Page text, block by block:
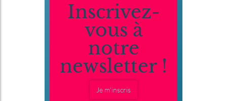
Inscrivez-
vous à
notre
newsletter !
Je m'inscris